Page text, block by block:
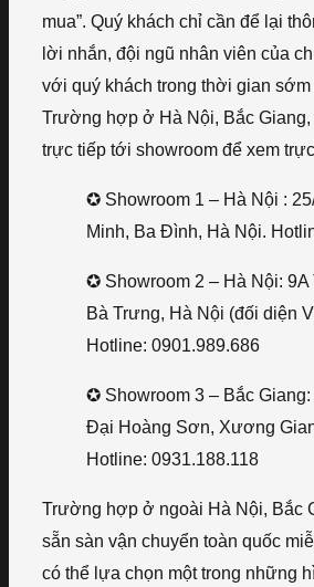
mua”. Quý khách chỉ cần để lại
lời nhắn, đội ngũ nhân viên của
với quý khách trong thời gian sớm
Trường hợp ở Hà Nội, Bắc Giang,
trực tiếp tới showroom để xem
✪ Showroom 1 – Hà Nội :
Minh, Ba Đình, Hà Nội.
✪ Showroom 2 – Hà Nội: 9A
Bà Trưng, Hà Nội (đối diện
Hotline: 0901.989.686
✪ Showroom 3 – Bắc Giang:
Đại Hoàng Sơn, Xương
Hotline: 0931.188.118
Trường hợp ở ngoài Hà Nội, Bắc
sẵn sàn vận chuyển toàn quốc
có thể lựa chọn một trong những